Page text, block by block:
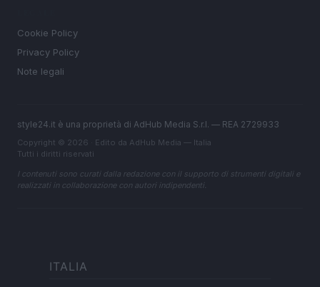
Cookie Policy
Privacy Policy
Note legali
style24.it è una proprietà di AdHub Media S.r.l. — REA 2729933
Copyright © 2026 · Edito da AdHub Media — Italia
Tutti i diritti riservati
I contenuti sono curati dalla redazione con il supporto di strumenti digitali e
realizzati in collaborazione con autori indipendenti.
ITALIA